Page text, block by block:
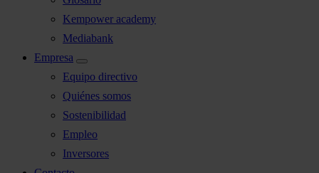
Kempower academy
Mediabank
Empresa
Equipo directivo
Quiénes somos
Sostenibilidad
Empleo
Inversores